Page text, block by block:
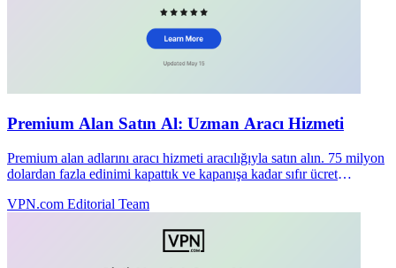
Premium Alan Satın Al: Uzman Aracı Hizmeti
Premium alan adlarını aracı hizmeti aracılığıyla satın alın. 75 milyon
dolardan fazla edinimi kapattık ve kapanışa kadar sıfır ücret
VPN.com Editorial Team